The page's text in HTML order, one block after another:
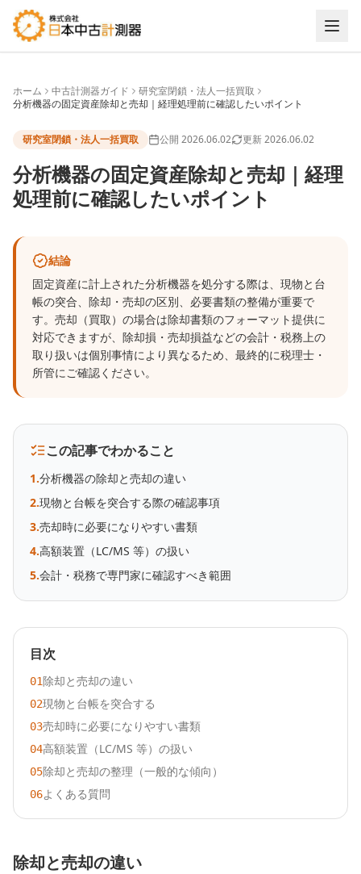
ホーム 中古計測器ガイド
研究室閉鎖・法人一括買取
分析機器の固定資産除却と売却｜経理処理前に確認したいポイント
研究室閉鎖・法人一括買取 公開 2026.06.02 更新2026.06.02
分析機器の固定資産除却と売却｜経理
処理前に確認したいポイント
結論
固定資産に計上された分析機器を処分する際は、現物と台
帳の突合、除却・売却の区別、必要書類の整備が重要で
す。売却（買取）の場合は除却書類のフォーマット提供に
対応できますが、除却損・売却損益などの会計・税務上の
取り扱いは個別事情により異なるため、最終的に税理士・
所管にご確認ください。
この記事でわかること
1.分析機器の除却と売却の違い
2.現物と台帳を突合する際の確認事項
3.売却時に必要になりやすい書類
4.高額装置（LC/MS 等）の扱い
5.会計・税務で専門家に確認すべき範囲
目次
01除却と売却の違い
02現物と台帳を突合する
03売却時に必要になりやすい書類
04高額装置（LC/MS 等）の扱い
05除却と売却の整理（一般的な傾向）
06よくある質問
除却と売却の違い